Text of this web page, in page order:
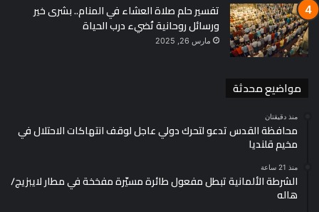
تفسير حلم صلاة العشاء في المنام.. بشرى خير
ورسائل روحانية تُضيء درب الحياة
مارس 26, 2025
مواضيع محدثة
منذ دقيقتان
محافظة القدس تدعو لتحرك دولي عاجل لوقف انتهاكات الاحتلال في
مخيم قلنديا
منذ 21 ساعة
الشرطة الألمانية تبطل مفعول طائرة مسيّرة مفخخة في مطار لايبزيج/
هاله